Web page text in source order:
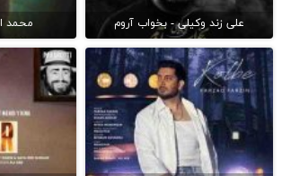
علی زند وکیلی - بخواب آروم محمد